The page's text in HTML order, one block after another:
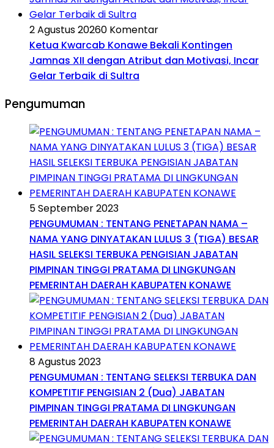
2 Agustus 20260 Komentar
Ketua Kwarcab Konawe Bekali Kontingen
Jamnas XII dengan Atribut dan Motivasi, Incar
Gelar Terbaik di Sultra
Pengumuman
5 September 2023
PENGUMUMAN : TENTANG PENETAPAN NAMA –
NAMA YANG DINYATAKAN LULUS 3 (TIGA) BESAR
HASIL SELEKSI TERBUKA PENGISIAN JABATAN
PIMPINAN TINGGI PRATAMA DI LINGKUNGAN
PEMERINTAH DAERAH KABUPATEN KONAWE
8 Agustus 2023
PENGUMUMAN : TENTANG SELEKSI TERBUKA DAN
KOMPETITIF PENGISIAN 2 (Dua) JABATAN
PIMPINAN TINGGI PRATAMA DI LINGKUNGAN
PEMERINTAH DAERAH KABUPATEN KONAWE